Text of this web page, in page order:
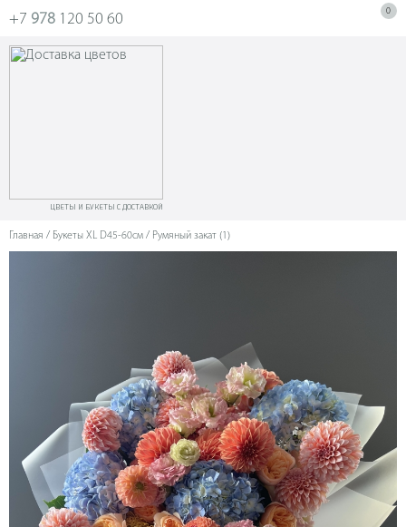
+7 978 120 50 60 0
ЦВЕТЫ И БУКЕТЫ С ДОСТАВКОЙ
Главная / Букеты XL D45-60см / Румяный закат (1)